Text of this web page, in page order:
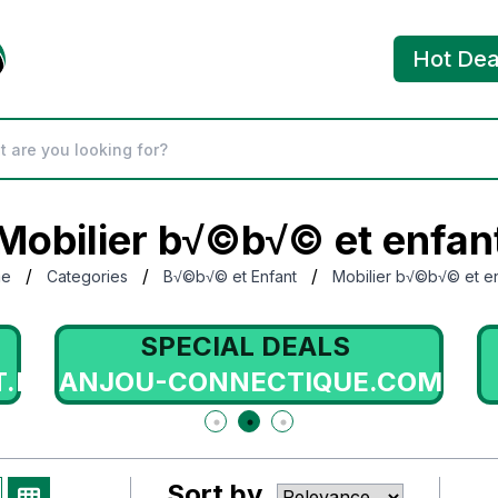
Hot
b√©b√© et
/ Categories / B√©b√© et Enfant / Mobilier b√©b√© et
SPECIAL DEALS
ANJOU-CONNECTIQUE.COM